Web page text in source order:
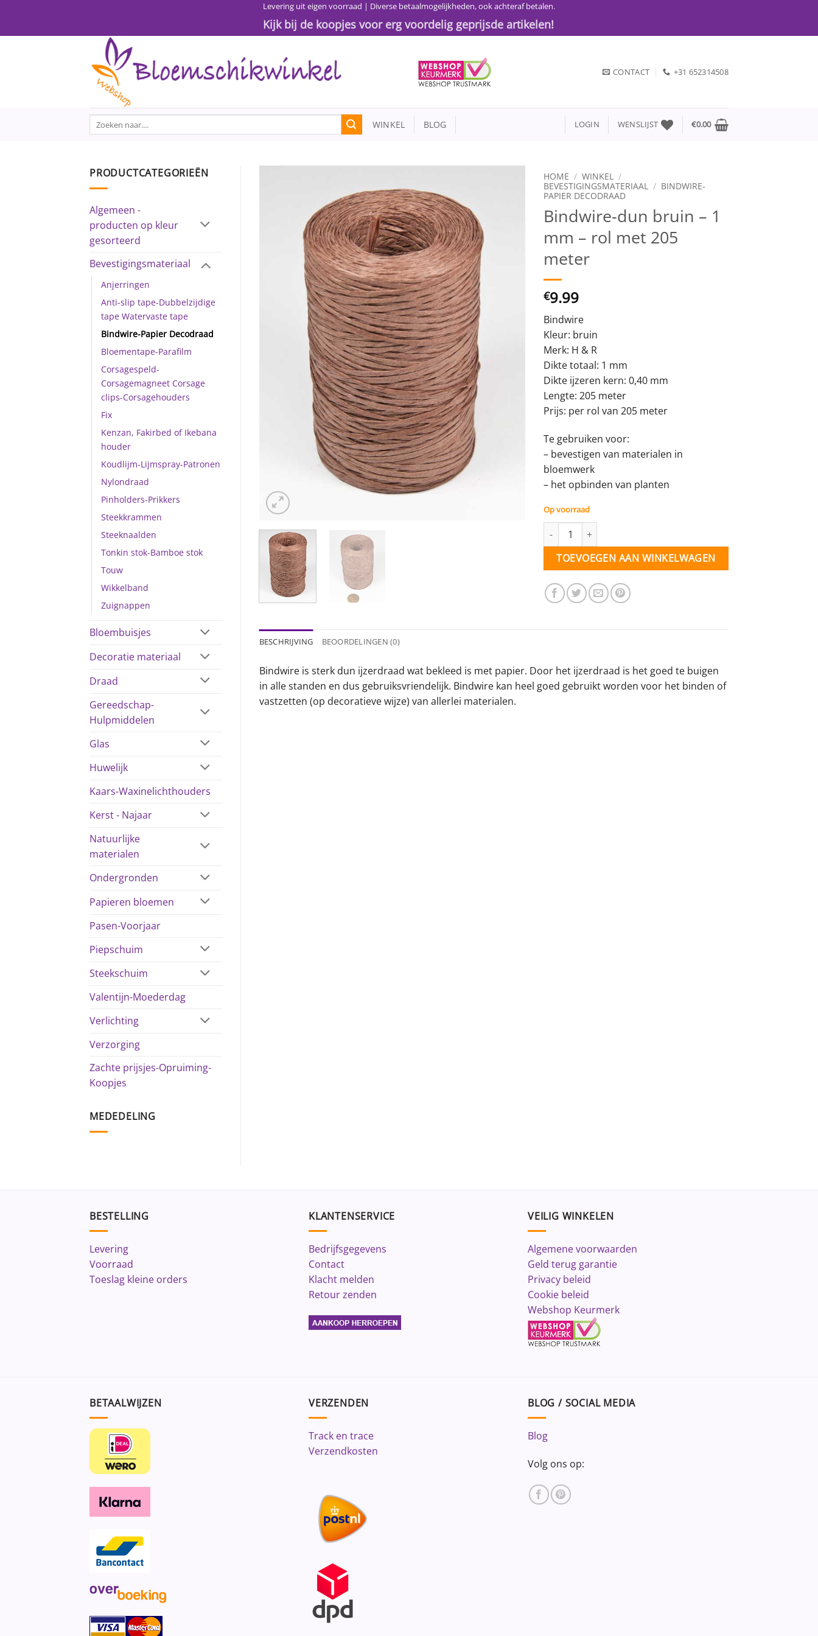
inhoud
Levering uit eigen voorraad | Diverse betaalmogelijkheden, ook achteraf betalen.
Kijk bij de koopjes voor erg voordelig geprijsde artikelen!
CONTACT +31 652314508
Zoeken
naar:
WINKEL BLOG LOGIN WENSLIJST €0.00
PRODUCTCATEGORIEËN
Algemeen -
producten op kleur
gesorteerd
Bevestigingsmateriaal
Anjerringen
Anti-slip tape-Dubbelzijdige
tape Watervaste tape
Bindwire-Papier Decodraad
Bloementape-Parafilm
Corsagespeld-
Corsagemagneet Corsage
clips-Corsagehouders
Fix
Kenzan, Fakirbed of Ikebana
houder
Koudlijm-Lijmspray-Patronen
Nylondraad
Pinholders-Prikkers
Steekkrammen
Steeknaalden
Tonkin stok-Bamboe stok
Touw
Wikkelband
Zuignappen
Bloembuisjes
Decoratie materiaal
Draad
Gereedschap-
Hulpmiddelen
Glas
Huwelijk
Kaars-Waxinelichthouders
Kerst - Najaar
Natuurlijke
materialen
Ondergronden
Papieren bloemen
Pasen-Voorjaar
Piepschuim
Steekschuim
Valentijn-Moederdag
Verlichting
Verzorging
Zachte prijsjes-Opruiming-
Koopjes
MEDEDELING
wenslijst
HOME / WINKEL /
BEVESTIGINGSMATERIAAL / BINDWIRE-
PAPIER DECODRAAD
Bindwire-dun bruin – 1
mm – rol met 205
meter
€9.99
Bindwire
Kleur: bruin
Merk: H & R
Dikte totaal: 1 mm
Dikte ijzeren kern: 0,40 mm
Lengte: 205 meter
Prijs: per rol van 205 meter
Te gebruiken voor:
– bevestigen van materialen in
bloemwerk
– het opbinden van planten
Op voorraad
Bindwire-dun bruin - 1 mm - rol met 205 meter aantal
TOEVOEGEN AAN WINKELWAGEN
BESCHRIJVING BEOORDELINGEN (0)
Bindwire is sterk dun ijzerdraad wat bekleed is met papier. Door het ijzerdraad is het goed te buigen
in alle standen en dus gebruiksvriendelijk. Bindwire kan heel goed gebruikt worden voor het binden of
vastzetten (op decoratieve wijze) van allerlei materialen.
BESTELLING
Levering
Voorraad
Toeslag kleine orders
KLANTENSERVICE
Bedrijfsgegevens
Contact
Klacht melden
Retour zenden
VEILIG WINKELEN
Algemene voorwaarden
Geld terug garantie
Privacy beleid
Cookie beleid
Webshop Keurmerk
BETAALWIJZEN VERZENDEN
Track en trace
Verzendkosten
BLOG / SOCIAL MEDIA
Blog
Volg ons op: